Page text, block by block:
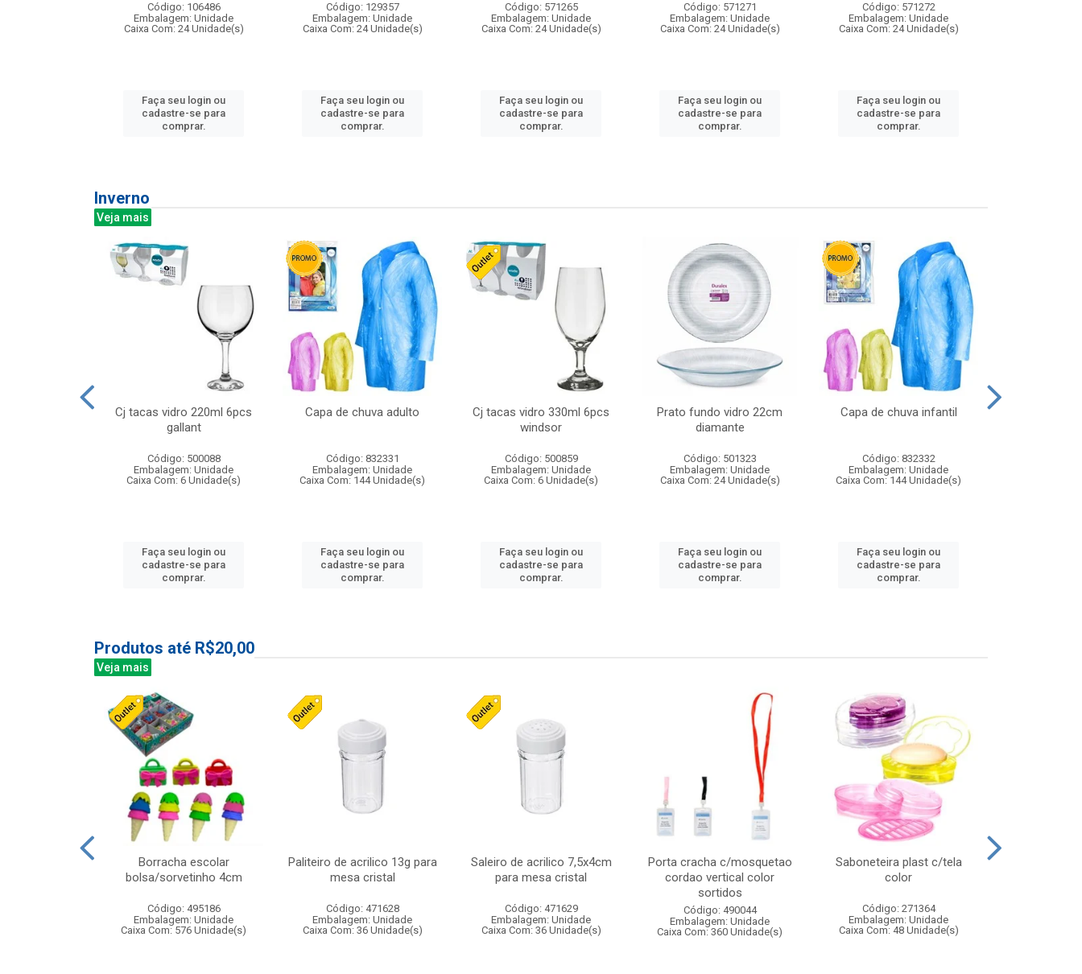
Código: 106486
Embalagem: Unidade
Caixa Com: 24 Unidade(s)
Faça seu login ou
cadastre-se para
comprar.
Código: 129357
Embalagem: Unidade
Caixa Com: 24 Unidade(s)
Faça seu login ou
cadastre-se para
comprar.
Código: 571265
Embalagem: Unidade
Caixa Com: 24 Unidade(s)
Faça seu login ou
cadastre-se para
comprar.
Código: 571271
Embalagem: Unidade
Caixa Com: 24 Unidade(s)
Faça seu login ou
cadastre-se para
comprar.
Código: 571272
Embalagem: Unidade
Caixa Com: 24 Unidade(s)
Faça seu login ou
cadastre-se para
comprar.
Inverno
Veja mais
Cj tacas vidro 220ml 6pcs
gallant
Código: 500088
Embalagem: Unidade
Caixa Com: 6 Unidade(s)
Faça seu login ou
cadastre-se para
comprar.
Capa de chuva adulto
Código: 832331
Embalagem: Unidade
Caixa Com: 144 Unidade(s)
Faça seu login ou
cadastre-se para
comprar.
Cj tacas vidro 330ml 6pcs
windsor
Código: 500859
Embalagem: Unidade
Caixa Com: 6 Unidade(s)
Faça seu login ou
cadastre-se para
comprar.
Prato fundo vidro 22cm
diamante
Código: 501323
Embalagem: Unidade
Caixa Com: 24 Unidade(s)
Faça seu login ou
cadastre-se para
comprar.
Capa de chuva infantil
Código: 832332
Embalagem: Unidade
Caixa Com: 144 Unidade(s)
Faça seu login ou
cadastre-se para
comprar.
Produtos até R$20,00
Veja mais
Borracha escolar
bolsa/sorvetinho 4cm
Código: 495186
Embalagem: Unidade
Caixa Com: 576 Unidade(s)
Paliteiro de acrilico 13g para
mesa cristal
Código: 471628
Embalagem: Unidade
Caixa Com: 36 Unidade(s)
Saleiro de acrilico 7,5x4cm
para mesa cristal
Código: 471629
Embalagem: Unidade
Caixa Com: 36 Unidade(s)
Porta cracha c/mosquetao
cordao vertical color
sortidos
Código: 490044
Embalagem: Unidade
Caixa Com: 360 Unidade(s)
Saboneteira plast c/tela
color
Código: 271364
Embalagem: Unidade
Caixa Com: 48 Unidade(s)